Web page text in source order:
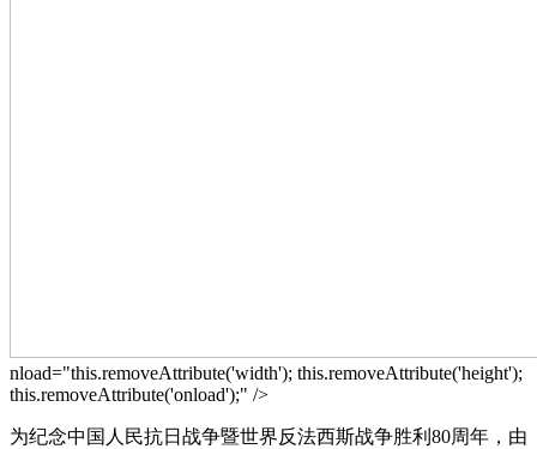
nload="this.removeAttribute('width'); this.removeAttribute('height');
this.removeAttribute('onload');" />
为纪念中国人民抗日战争暨世界反法西斯战争胜利80周年，由